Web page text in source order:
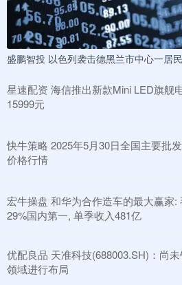
盛鹏智投 以色列袭击德黑兰市中心一居
星速配资 海信推出新款Mini LED旗舰
15999元
快牛策略 2025年5月30日全国主要批
价格行情
宏牛操盘 和华为合作造车的最大赢家:
29%国内第一, 单季收入481亿
优配良品 天准科技(688003.SH)：尚
领域进行布局